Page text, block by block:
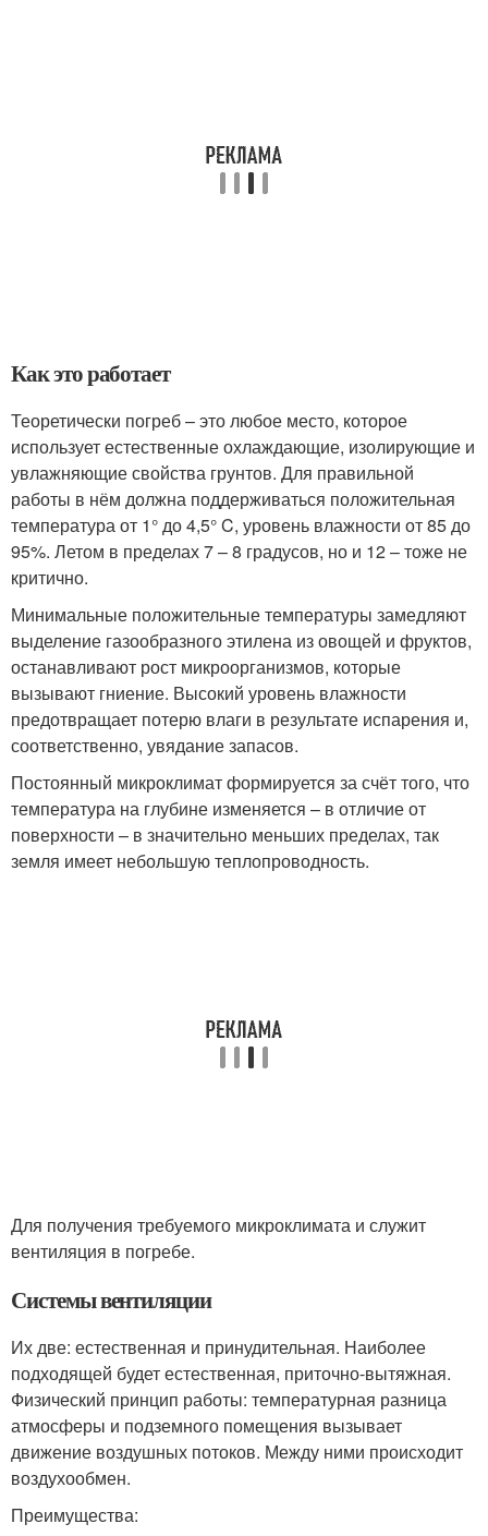
Как это работает
Теоретически погреб – это любое место, которое
использует естественные охлаждающие, изолирующие и
увлажняющие свойства грунтов. Для правильной
работы в нём должна поддерживаться положительная
температура от 1° до 4,5° C, уровень влажности от 85 до
95%. Летом в пределах 7 – 8 градусов, но и 12 – тоже не
критично.
Минимальные положительные температуры замедляют
выделение газообразного этилена из овощей и фруктов,
останавливают рост микроорганизмов, которые
вызывают гниение. Высокий уровень влажности
предотвращает потерю влаги в результате испарения и,
соответственно, увядание запасов.
Постоянный микроклимат формируется за счёт того, что
температура на глубине изменяется – в отличие от
поверхности – в значительно меньших пределах, так
земля имеет небольшую теплопроводность.
Для получения требуемого микроклимата и служит
вентиляция в погребе.
Системы вентиляции
Их две: естественная и принудительная. Наиболее
подходящей будет естественная, приточно-вытяжная.
Физический принцип работы: температурная разница
атмосферы и подземного помещения вызывает
движение воздушных потоков. Между ними происходит
воздухообмен.
Преимущества: